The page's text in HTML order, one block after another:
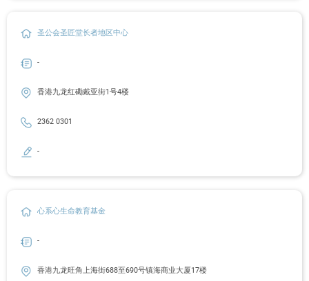
圣公会圣匠堂长者地区中心
-
香港九龙红磡戴亚街1号4楼
2362 0301
-
心系心生命教育基金
-
香港九龙旺角上海街688至690号镇海商业大厦17楼